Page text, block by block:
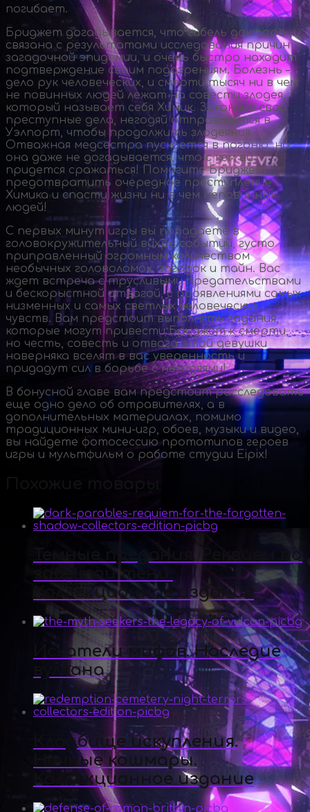
погибает.
Бриджет догадывается, что гибель доктора
связана с результатами исследования причин
загадочной эпидемии, и очень быстро находит
подтверждение своим подозрениям. Болезнь –
дело рук человеческих, и смерти тысяч ни в чем
не повинных людей лежат на совести злодея,
который называет себя Химик. Закончив свои
преступные дела, негодяй отправляется в
Уэлпорт, чтобы продолжить злодеяния.
Отважная медсестра пускается в погоню, но
она даже не догадывается, что с кем ей
придется сражаться! Помогите Бриджет
предотвратить очередное преступление
Химика и спасти жизни ни в чем неповинных
людей!
С первых минут игры вы попадаете в
головокружительный вихрь событий, густо
приправленный огромным количеством
необычных головоломок, загадок и тайн. Вас
ждет встреча с трусливыми предательствами
и бескорыстной отвагой, с проявлениями самых
низменных и самых светлых человеческих
чувств. Вам предстоит выполнять задания,
которые могут привести Бриджет к смерти,
но честь, совесть и отвага этой девушки
наверняка вселят в вас уверенность и
придадут сил в борьбе с негодяями!
В бонусной главе вам предстоит расследовать
еще одно дело об отравителях, а в
дополнительных материалах, помимо
традиционных мини-игр, обоев, музыки и видео,
вы найдете фотосессию прототипов героев
игры и мультфильм о работе студии Eipix!
Темные предания. Реквием по
забытой тени.
Коллекционное издание
Искатели мифов. Наследие
вулкана
Кладбище искупления.
Ночные кошмары.
Коллекционное издание